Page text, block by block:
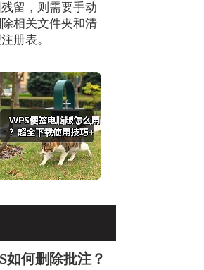
残留，则需要手动
相关文件夹和清
册表。
如何删除批注？